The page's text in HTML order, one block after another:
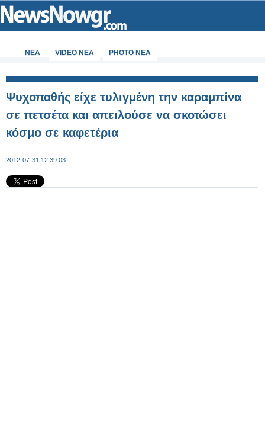
ΝΕΑ VIDEO NEA PHOTO NEA
Ψυχοπαθής είχε τυλιγμένη την καραμπίνα
σε πετσέτα και απειλούσε να σκοτώσει
κόσμο σε καφετέρια
2012-07-31 12:39:03